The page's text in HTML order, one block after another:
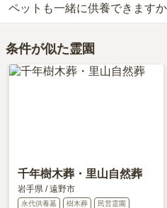
千年樹木葬がある岩手県の樹木葬
樹木葬について詳しく知りたい方
ット＆デメリット・仕組みを解説
はい、千年樹木葬は永代供養に対応
費用は、約58万円からとなってお
千年樹木葬がある岩手県の永代供
す。
永代供養について詳しく知りたい方
ペットも一緒に供養できますか
大切な家族の一員であるペットも
りますので、資料請求で詳細条件
条件が似た霊園
千年樹木葬・里山自然葬
岩手県 /遠野市
永代供養墓 樹木葬
民営霊園